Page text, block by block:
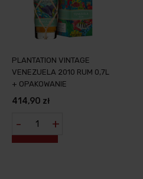
PLANTATION VINTAGE
VENEZUELA 2010 RUM 0,7L
+ OPAKOWANIE
414,90 zł
- +